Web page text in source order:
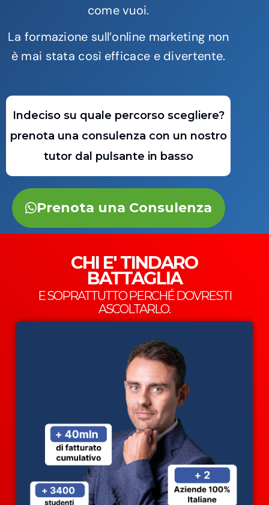
come vuoi.
La formazione sull’online marketing non
è mai stata così efficace e divertente.
Indeciso su quale percorso scegliere?
prenota una consulenza con un nostro
tutor dal pulsante in basso
Prenota una Consulenza
CHI E' TINDARO
BATTAGLIA
E SOPRATTUTTO PERCHÉ DOVRESTI
ASCOLTARLO.